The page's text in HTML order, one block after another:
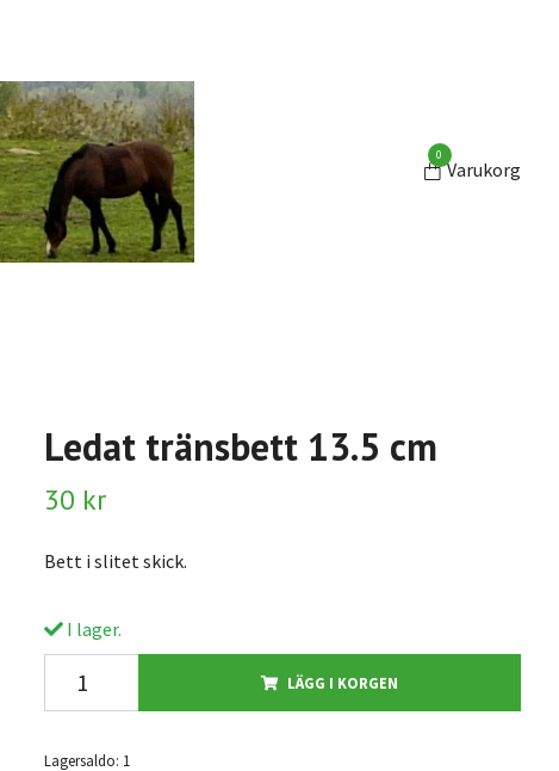
0
Varukorg
Ledat tränsbett 13.5 cm
30 kr
Bett i slitet skick.
I lager.
LÄGG I KORGEN
Lagersaldo: 1